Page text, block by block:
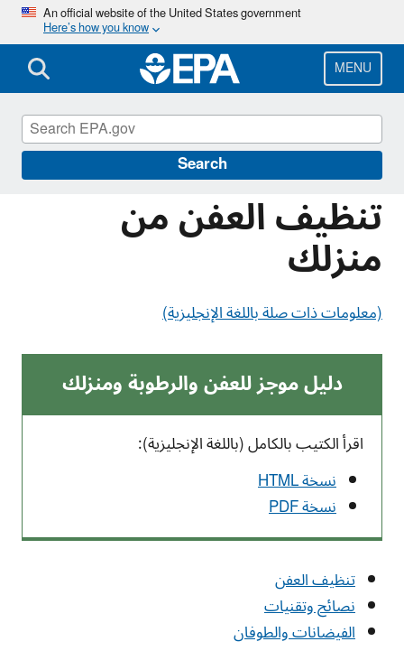
Skip
main
content
An official website of the United States government
Here’s how you know
MENU
Search
تنظيف العفن من
منزلك
(معلومات ذات صلة باللغة الإنجليزية)
دليل موجز للعفن والرطوبة ومنزلك
اقرأ الكتيب بالكامل (باللغة الإنجليزية):
نسخةHTML
نسخةPDF
تنظيف العفن
نصائح وتقنيات
الفيضانات والطوفان
Information for Individuals with Limited
English Proficiency